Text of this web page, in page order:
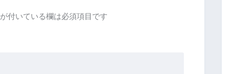
が付いている欄は必須項目です